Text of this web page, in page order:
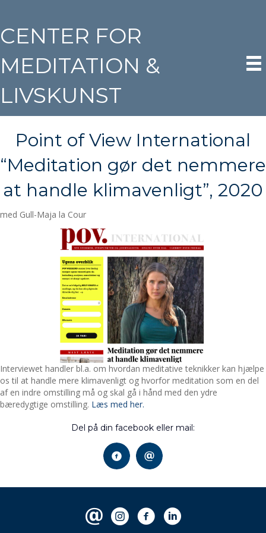
CENTER FOR
MEDITATION &
LIVSKUNST
Point of View International
“Meditation gør det nemmere
at handle klimavenligt”, 2020
med Gull-Maja la Cour
Interviewet handler bl.a. om hvordan meditative teknikker kan hjælpe
os til at handle mere klimavenligt og hvorfor meditation som en del
af en indre omstilling må og skal gå i hånd med den ydre
bæredygtige omstilling. Læs med her.
Del på din facebook eller mail: